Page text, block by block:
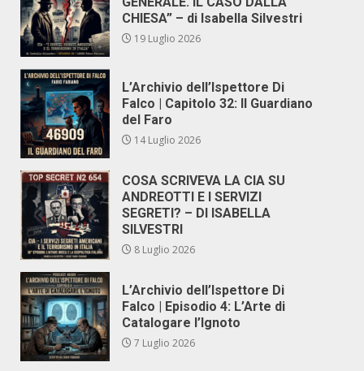
CHIESA” – di Isabella Silvestri
19 Luglio 2026
L’Archivio dell’Ispettore Di
Falco | Capitolo 32: Il Guardiano
del Faro
14 Luglio 2026
COSA SCRIVEVA LA CIA SU
ANDREOTTI E I SERVIZI
SEGRETI? – DI ISABELLA
SILVESTRI
8 Luglio 2026
L’Archivio dell’Ispettore Di
Falco | Episodio 4: L’Arte di
Catalogare l’Ignoto
7 Luglio 2026